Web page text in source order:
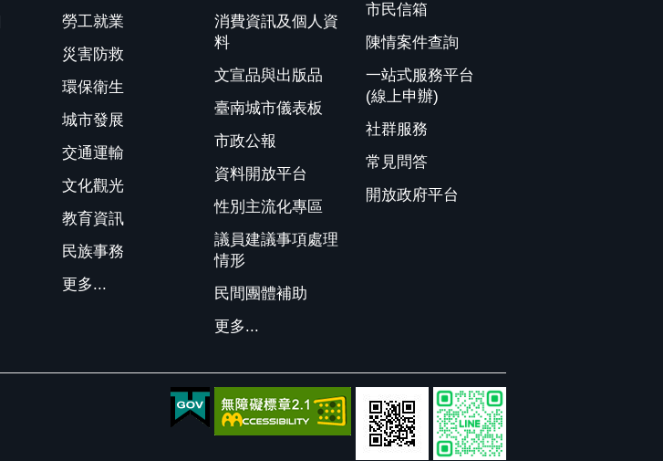
勞工就業
災害防救
環保衛生
城市發展
交通運輸
文化觀光
教育資訊
民族事務
更多...
消費資訊及個人資
料
文宣品與出版品
臺南城市儀表板
市政公報
資料開放平台
性別主流化專區
議員建議事項處理
情形
民間團體補助
更多...
市民信箱
陳情案件查詢
一站式服務平台
(線上申辦)
社群服務
常見問答
開放政府平台